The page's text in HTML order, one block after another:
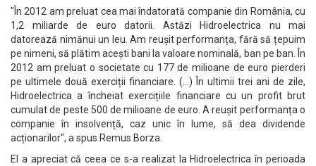
"În 2012 am preluat cea mai îndatorată companie din România, cu
1,2 miliarde de euro datorii. Astăzi Hidroelectrica nu mai
datorează nimănui un leu. Am reușit performanța, fără să țepuim
pe nimeni, să plătim acești bani la valoare nominală, ban pe ban. În
2012 am preluat o societate cu 177 de milioane de euro pierderi
pe ultimele două exerciții financiare. (...) În ultimii trei ani de zile,
Hidroelectrica a încheiat exercițiile financiare cu un profit brut
cumulat de peste 500 de milioane de euro. A reușit performanța o
companie în insolvență, caz unic în lume, să dea dividende
acționarilor", a spus Remus Borza.
El a apreciat că ceea ce s-a realizat la Hidroelectrica în perioada